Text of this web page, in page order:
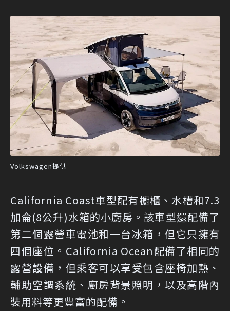
Volkswagen提供
California Coast車型配有櫥櫃、水槽和7.3
加侖(8公升)水箱的小廚房。該車型還配備了
第二個露營車電池和一台冰箱，但它只擁有
四個座位。California Ocean配備了相同的
露營設備，但乘客可以享受包含座椅加熱、
輔助空調系統、廚房背景照明，以及高階內
裝用料等更豐富的配備。